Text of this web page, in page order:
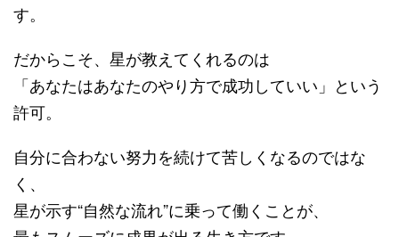
す。
だからこそ、星が教えてくれるのは
「あなたはあなたのやり方で成功していい」という
許可。
自分に合わない努力を続けて苦しくなるのではな
く、
星が示す“自然な流れ”に乗って働くことが、